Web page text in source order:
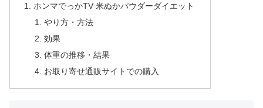
ホンマでっかTV 米ぬかパウダーダイエット
やり方・方法
効果
体重の推移・結果
お取り寄せ通販サイトでの購入